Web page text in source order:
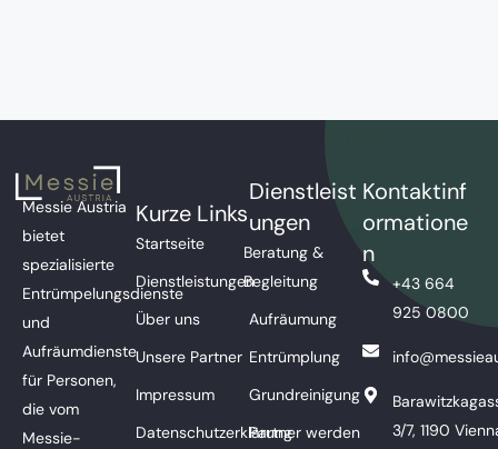
Messie Austria
bietet
spezialisierte
Entrümpelungsdienste
und
Aufräumdienste
für Personen,
die vom
Messie-
Kurze Links
Startseite
Dienstleistungen
Über uns
Unsere Partner
Impressum
Datenschutzerklärung
Dienstleist
ungen
Beratung &
Begleitung
Aufräumung
Entrümplung
Grundreinigung
Partner werden
Kontaktinf
ormatione
n
+43 664
925 0800
3/7, 1190